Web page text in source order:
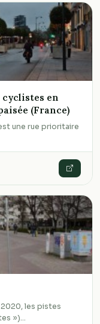
cyclistes en
(France)
une rue prioritaire
les pistes
»)…